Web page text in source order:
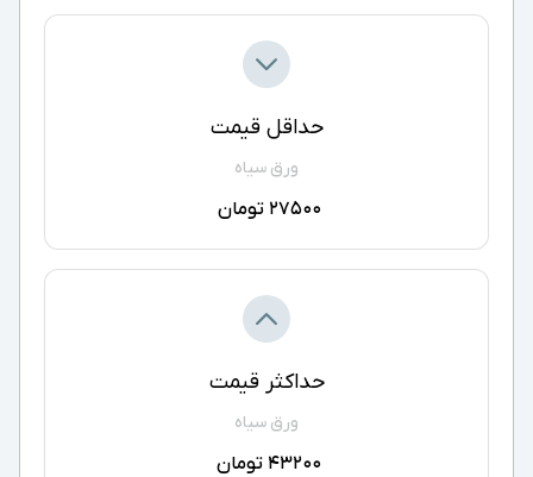
حداقل قیمت
ورق سیاه
27500 تومان
حداکثر قیمت
ورق سیاه
43200 تومان